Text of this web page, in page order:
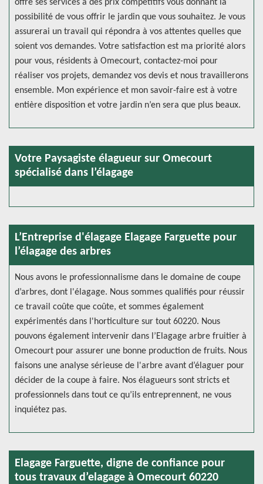
offre ses services à des prix compétitifs vous donnant la
possibilité de vous offrir le jardin que vous souhaitez. Je vous
assurerai un travail qui répondra à vos attentes quelles que
soient vos demandes. Votre satisfaction est ma priorité alors
pour vous, résidents à Omecourt, contactez-moi pour
réaliser vos projets, demandez vos devis et nous travaillerons
ensemble. Mon expérience et mon savoir-faire est à votre
entière disposition et votre jardin n’en sera que plus beaux.
Votre Paysagiste élagueur sur Omecourt
spécialisé dans l’élagage
L’Entreprise d'élagage Elagage Farguette pour
l’élagage des arbres
Nous avons le professionnalisme dans le domaine de coupe
d’arbres, dont l'élagage. Nous sommes qualifiés pour réussir
ce travail coûte que coûte, et sommes également
expérimentés dans l'horticulture sur tout 60220. Nous
pouvons également intervenir dans l’Elagage arbre fruitier à
Omecourt pour assurer une bonne production de fruits. Nous
faisons une analyse sérieuse de l'arbre avant d’élaguer pour
décider de la coupe à faire. Nos élagueurs sont stricts et
professionnels dans tout ce qu’ils entreprennent, ne vous
inquiétez pas.
Elagage Farguette, digne de confiance pour
tous travaux d’elagage à Omecourt 60220